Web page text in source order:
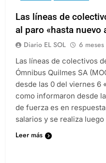
Las líneas de
al paro «hasta nuevo
Diario EL SOL 6 meses
Las líneas de colectivos
Ómnibus Quilmes SA
desde las 0 del viernes 6
como informaron desde
de fuerza es en
salarios y se realiza
Leer más